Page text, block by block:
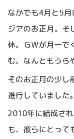
なかでも4月と5
ジアのお正月。そ
休。ＧＷが月一で
む、なんともうら
そのお正月の少し
進行していました。
2010年に結成さ
も、彼らにとって